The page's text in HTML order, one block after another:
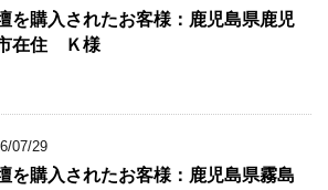
を購入されたお客様：鹿児島県鹿児
在住 Ｋ様
07/29
を購入されたお客様：鹿児島県霧島